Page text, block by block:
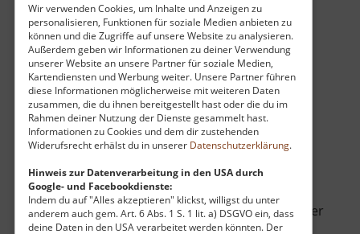
Wir verwenden Cookies, um Inhalte und Anzeigen zu
personalisieren, Funktionen für soziale Medien anbieten zu
können und die Zugriffe auf unsere Website zu analysieren.
Außerdem geben wir Informationen zu deiner Verwendung
unserer Website an unsere Partner für soziale Medien,
Kartendiensten und Werbung weiter. Unsere Partner führen
diese Informationen möglicherweise mit weiteren Daten
zusammen, die du ihnen bereitgestellt hast oder die du im
Rahmen deiner Nutzung der Dienste gesammelt hast.
Informationen zu Cookies und dem dir zustehenden
Widerufsrecht erhälst du in unserer Datenschutzerklärung.
Hinweis zur Datenverarbeitung in den USA durch
Google- und Facebookdienste:
Indem du auf "Alles akzeptieren" klickst, willigst du unter
anderem auch gem. Art. 6 Abs. 1 S. 1 lit. a) DSGVO ein, dass
deine Daten in den USA verarbeitet werden könnten. Der
Burg Kaaden
Hrad Kadaň / Böhmisches Erzgebirge
aktuell vom 07.06.2026 / Zugriffe: 47633
33 km vom aktuellen Standort
Zwischen Chomutov und Klášterec direkt an der
Eger liegt die Stadt Kadaň. Über dem Fluss